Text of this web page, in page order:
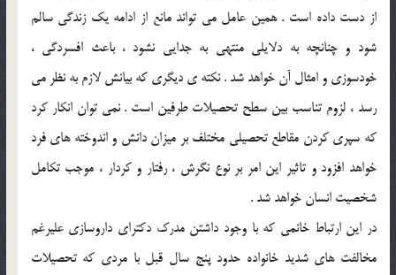
از دست داده است . همين عامل مي تواند مانع از ادامه يک زندگي سالم
شود و چنانچه به دلايلي منتهي به جدايي نشود ، باعث افسردگي ،
خودسوزي و امثال آن خواهد شد . نکته ي ديگري که بيانش لازم به نظر مي
رسد ، لزوم تناسب بين سطح تحصيلات طرفين است . نمي توان انکار کرد
که سپري کردن مقاطع تحصيلي مختلف بر ميزان دانش و اندوخته هاي فرد
خواهد افزود و تاثير اين امر بر نوع نگرش ، رفتار و کردار ، موجب تکامل
شخصيت انسان خواهد شد .
در اين ارتباط خانمي که با وجود داشتن مدرک دکتراي داروسازي عليرغم
مخالفت هاي شديد خانواده حدود پنج سال قبل با مردي که تحصيلات